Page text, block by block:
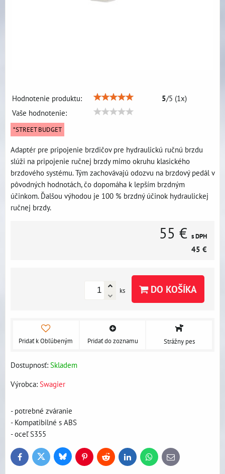
Hodnotenie produktu: 5/5 (1x)
Vaše hodnotenie:
*STREET BUDGET
Adaptér pre pripojenie brzdičov pre hydraulickú ručnú brzdu
slúži na pripojenie ručnej brzdy mimo okruhu klasického
brzdového systému. Tým zachovávajú odozvu na brzdový pedál v
pôvodných hodnotách, čo dopomáha k lepším brzdným
účinkom. Ďalšou výhodou je 100 % brzdný účinok hydraulickej
ručnej brzdy.
55 € s DPH
45 €
ks DO KOŠÍKA
Pridať k Obľúbeným Pridať do zoznamu Strážny pes
Dostupnosť: Skladem
Výrobca: Swagier
- potrebné zváranie
- Kompatibilné s ABS
- oceľ S355
FacebookTwitter BlueskyPinterestReddit LinkedInWhatsApp
E-
mail